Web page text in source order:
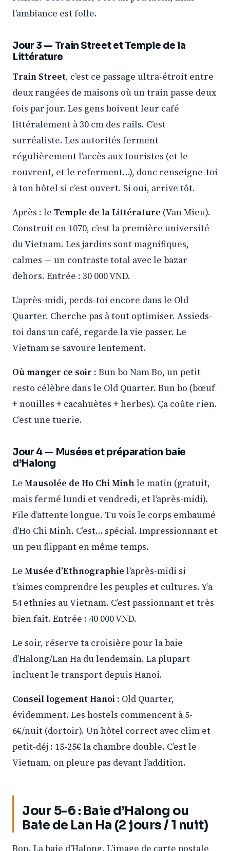
l’ambiance est folle.
Jour 3 — Train Street et Temple de la
Littérature
Train Street, c’est ce passage ultra-étroit entre
deux rangées de maisons où un train passe deux
fois par jour. Les gens boivent leur café
littéralement à 30 cm des rails. C’est
surréaliste. Les autorités ferment
régulièrement l’accès aux touristes (et le
rouvrent, et le referment…), donc renseigne-toi
à ton hôtel si c’est ouvert. Si oui, arrive tôt.
Après : le Temple de la Littérature (Van Mieu).
Construit en 1070, c’est la première université
du Vietnam. Les jardins sont magnifiques,
calmes — un contraste total avec le bazar
dehors. Entrée : 30 000 VND.
L’après-midi, perds-toi encore dans le Old
Quarter. Cherche pas à tout optimiser. Assieds-
toi dans un café, regarde la vie passer. Le
Vietnam se savoure lentement.
Où manger ce soir : Bun bo Nam Bo, un petit
resto célèbre dans le Old Quarter. Bun bo (bœuf
+ nouilles + cacahuètes + herbes). Ça coûte rien.
C’est une tuerie.
Jour 4 — Musées et préparation baie
d’Halong
Le Mausolée de Ho Chi Minh le matin (gratuit,
mais fermé lundi et vendredi, et l’après-midi).
File d’attente longue. Tu vois le corps embaumé
d’Ho Chi Minh. C’est… spécial. Impressionnant et
un peu flippant en même temps.
Le Musée d’Ethnographie l’après-midi si
t’aimes comprendre les peuples et cultures. Y’a
54 ethnies au Vietnam. C’est passionnant et très
bien fait. Entrée : 40 000 VND.
Le soir, réserve ta croisière pour la baie
d’Halong/Lan Ha du lendemain. La plupart
incluent le transport depuis Hanoi.
Conseil logement Hanoi : Old Quarter,
évidemment. Les hostels commencent à 5-
6€/nuit (dortoir). Un hôtel correct avec clim et
petit-déj : 15-25€ la chambre double. C’est le
Vietnam, on pleure pas devant l’addition.
Jour 5-6 : Baie d’Halong ou
Baie de Lan Ha (2 jours / 1 nuit)
Bon. La baie d’Halong. L’image de carte postale